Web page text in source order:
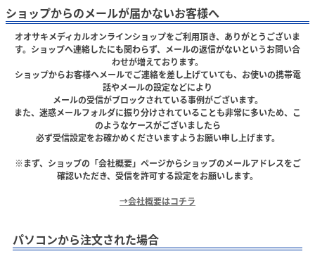
ショップからのメールが届かないお客様へ
オオサキメディカルオンラインショップをご利用頂き、ありがとうございま
す。ショップへ連絡したにも関わらず、メールの返信がないというお問い合
わせが増えております。
ショップからお客様へメールでご連絡を差し上げていても、お使いの携帯電
話やメールの設定などにより
メールの受信がブロックされている事例がございます。
また、迷惑メールフォルダに振り分けされていることも非常に多いため、こ
のようなケースがございましたら
必ず受信設定をお確かめくださいますようお願い申し上げます。
※まず、ショップの「会社概要」ページからショップのメールアドレスをご
確認いただき、受信を許可する設定をお願いします。
→会社概要はコチラ
パソコンから注文された場合